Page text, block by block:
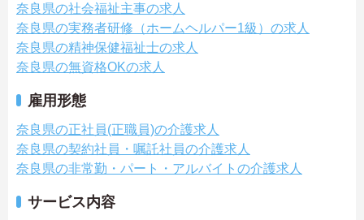
奈良県の社会福祉主事の求人
奈良県の実務者研修（ホームヘルパー1級）の求人
奈良県の精神保健福祉士の求人
奈良県の無資格OKの求人
雇用形態
奈良県の正社員(正職員)の介護求人
奈良県の契約社員・嘱託社員の介護求人
奈良県の非常勤・パート・アルバイトの介護求人
サービス内容